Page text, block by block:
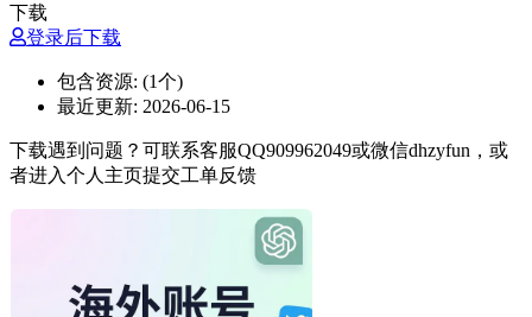
下载
登录后下载
包含资源: (1个)
最近更新: 2026-06-15
下载遇到问题？可联系客服QQ909962049或微信dhzyfun，或
者进入个人主页提交工单反馈